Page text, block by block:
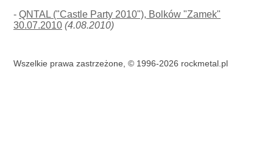
-QNTAL ("Castle Party 2010"), Bolków "Zamek"
30.07.2010 (4.08.2010)
Wszelkie prawa zastrzeżone, © 1996-2026 rockmetal.pl